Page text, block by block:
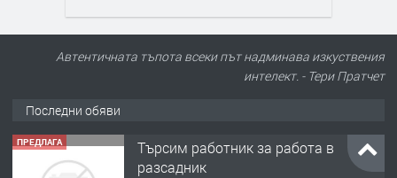
Автентичната тъпота всеки път надминава изкуствения
интелект. - Тери Пратчет
Последни обяви
ПРЕДЛАГА
Търсим работник за работа в
разсадник